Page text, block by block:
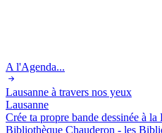
A l'Agenda...
Lausanne à travers nos yeux
Lausanne
Crée ta propre bande dessinée à
Bibliothèque Chauderon - les